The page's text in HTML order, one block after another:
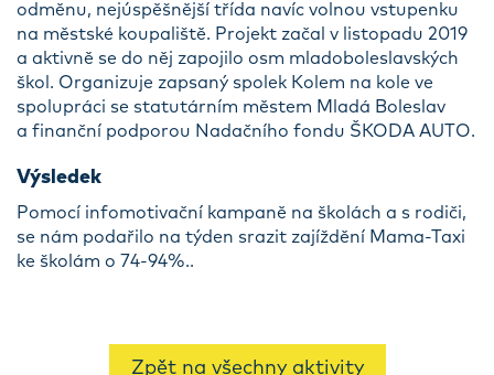
odměnu, nejúspěšnější třída navíc volnou vstupenku
na městské koupaliště. Projekt začal v listopadu 2019
a aktivně se do něj zapojilo osm mladoboleslavských
škol. Organizuje zapsaný spolek Kolem na kole ve
spolupráci se statutárním městem Mladá Boleslav
a finanční podporou Nadačního fondu ŠKODA AUTO.
Výsledek
Pomocí infomotivační kampaně na školách a s rodiči,
se nám podařilo na týden srazit zajíždění Mama-Taxi
ke školám o 74-94%..
Zpět na všechny aktivity